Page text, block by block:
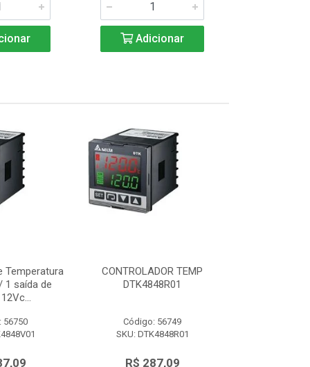
Adicionar
Temperatura
1 saída de
56750
CONTROLADOR TEMP
DTK4848R01
Código: 56749
SKU: DTK4848R01
R$ 287,09